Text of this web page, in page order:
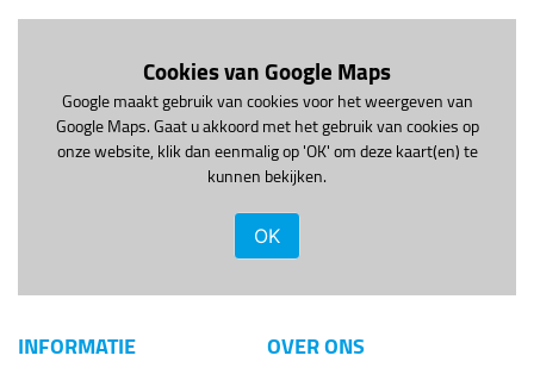
Cookies van Google Maps
Google maakt gebruik van cookies voor het weergeven van
Google Maps. Gaat u akkoord met het gebruik van cookies op
onze website, klik dan eenmalig op 'OK' om deze kaart(en) te
kunnen bekijken.
OK
INFORMATIE OVER ONS